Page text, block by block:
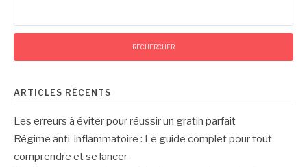
ARTICLES RÉCENTS
Les erreurs à éviter pour réussir un gratin parfait
Régime anti-inflammatoire : Le guide complet pour tout
comprendre et se lancer